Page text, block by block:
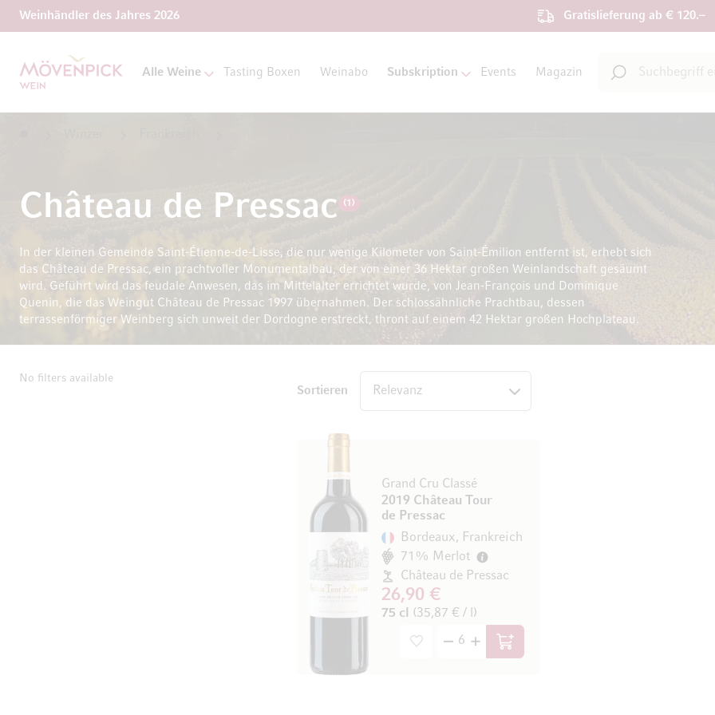
Weinhändler des Jahres 2026 Gratislieferung ab € 120.–
Zur Startseite
Alle Weine Tasting Boxen Weinabo Subskription Events Magazin
Suche
Château de Pressac (1)
In der kleinen Gemeinde Saint-Étienne-de-Lisse, die nur wenige Kilometer von Saint-Émilion entfernt ist, erhebt sich
das Château de Pressac, ein prachtvoller Monumentalbau, der von einer 36 Hektar großen Weinlandschaft gesäumt
wird. Geführt wird das feudale Anwesen, das im Mittelalter errichtet wurde, von Jean-François und Dominique
Quenin, die das Weingut Château de Pressac 1997 übernahmen. Der schlossähnliche Prachtbau, dessen
terrassenförmiger Weinberg sich unweit der Dordogne erstreckt, thront auf einem 42 Hektar großen Hochplateau.
No filters available
Sortieren
Grand Cru Classé
2019 Château Tour
de Pressac
Bordeaux, Frankreich
71% Merlot
Château de Pressac
26,90 €
75 cl (35,87 € / l)
In den Warenkorb